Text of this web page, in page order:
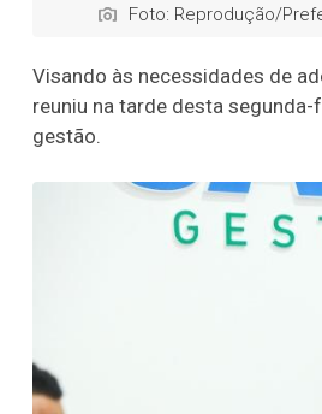
Foto: Reprodução/
Visando às necessidades de
reuniu na tarde desta
gestão.